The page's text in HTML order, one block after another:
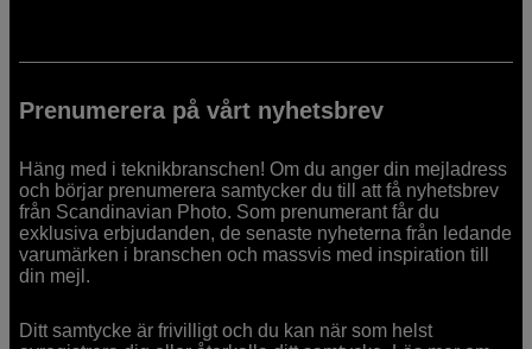
Prenumerera på vårt nyhetsbrev
Häng med i teknikbranschen! Om du anger din mejladress
och börjar prenumerera samtycker du till att få nyhetsbrev
från Scandinavian Photo. Som prenumerant får du
exklusiva erbjudanden, de senaste nyheterna från ledande
varumärken i branschen och massvis med inspiration till
din mejl.
Ditt samtycke är frivilligt och du kan när som helst